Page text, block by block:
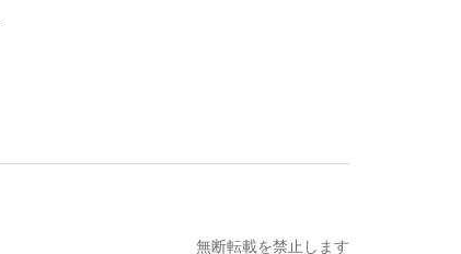
無断転載を禁止します